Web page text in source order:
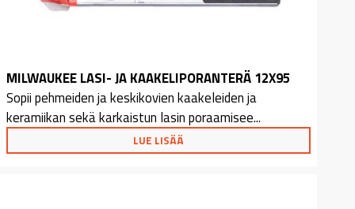
MILWAUKEE LASI- JA KAAKELIPORANTERÄ 12X95
Sopii pehmeiden ja keskikovien kaakeleiden ja
keramiikan sekä karkaistun lasin poraamisee...
LUE LISÄÄ